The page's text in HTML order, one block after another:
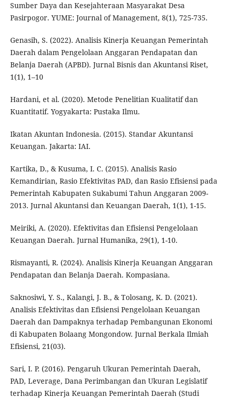
Sumber Daya dan Kesejahteraan Masyarakat Desa
Pasirpogor. YUME: Journal of Management, 8(1), 725-735.
Genasih, S. (2022). Analisis Kinerja Keuangan Pemerintah
Daerah dalam Pengelolaan Anggaran Pendapatan dan
Belanja Daerah (APBD). Jurnal Bisnis dan Akuntansi Riset,
1(1), 1–10
Hardani, et al. (2020). Metode Penelitian Kualitatif dan
Kuantitatif. Yogyakarta: Pustaka Ilmu.
Ikatan Akuntan Indonesia. (2015). Standar Akuntansi
Keuangan. Jakarta: IAI.
Kartika, D., & Kusuma, I. C. (2015). Analisis Rasio
Kemandirian, Rasio Efektivitas PAD, dan Rasio Efisiensi pada
Pemerintah Kabupaten Sukabumi Tahun Anggaran 2009-
2013. Jurnal Akuntansi dan Keuangan Daerah, 1(1), 1-15.
Meiriki, A. (2020). Efektivitas dan Efisiensi Pengelolaan
Keuangan Daerah. Jurnal Humanika, 29(1), 1-10.
Rismayanti, R. (2024). Analisis Kinerja Keuangan Anggaran
Pendapatan dan Belanja Daerah. Kompasiana.
Saknosiwi, Y. S., Kalangi, J. B., & Tolosang, K. D. (2021).
Analisis Efektivitas dan Efisiensi Pengelolaan Keuangan
Daerah dan Dampaknya terhadap Pembangunan Ekonomi
di Kabupaten Bolaang Mongondow. Jurnal Berkala Ilmiah
Efisiensi, 21(03).
Sari, I. P. (2016). Pengaruh Ukuran Pemerintah Daerah,
PAD, Leverage, Dana Perimbangan dan Ukuran Legislatif
terhadap Kinerja Keuangan Pemerintah Daerah (Studi